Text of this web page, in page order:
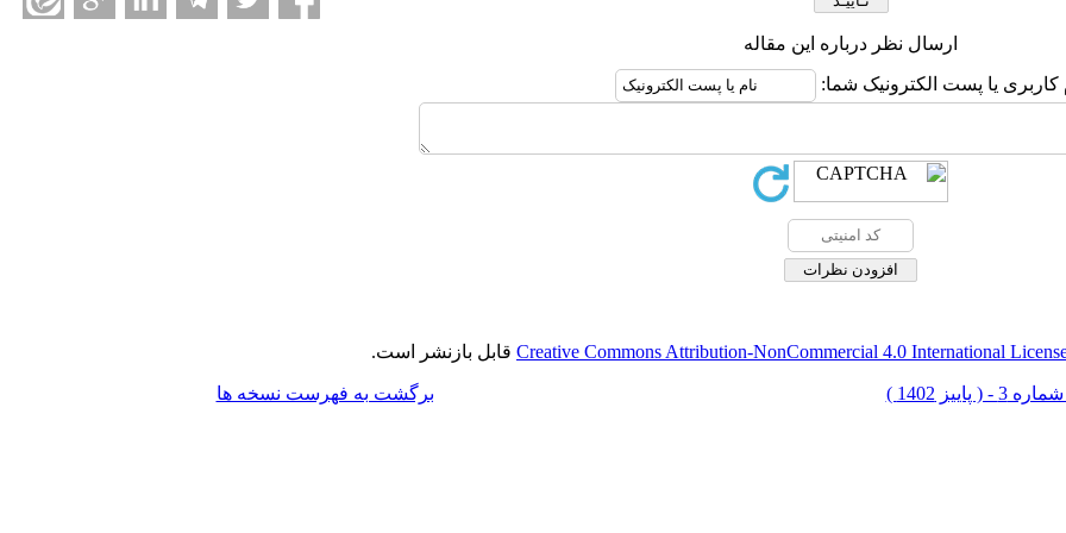
ارسال نظر درباره این مقاله
کاربری یا پست الکترونیک شما:
Creative Commons Attribution-NonCommercial 4.0 International قابل بازنشر است.
برگشت به فهرست نسخه ها